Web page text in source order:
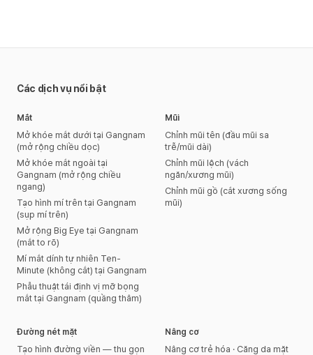
Các dịch vụ nổi bật
Mắt
Mở khóe mắt dưới tại Gangnam
(mở rộng chiều dọc)
Mở khóe mắt ngoài tại
Gangnam (mở rộng chiều
ngang)
Tạo hình mí trên tại Gangnam
(sụp mí trên)
Mở rộng Big Eye tại Gangnam
(mắt to rõ)
Mí mắt dính tự nhiên Ten-
Minute (không cắt) tại Gangnam
Phẫu thuật tái định vị mỡ bọng
mắt tại Gangnam (quầng thâm)
Mũi
Chỉnh mũi tên (đầu mũi sa
trễ/mũi dài)
Chỉnh mũi lệch (vách
ngăn/xương mũi)
Chỉnh mũi gồ (cắt xương sống
mũi)
Đường nét mặt
Tạo hình đường viền — thu gọn
Nâng cơ
Nâng cơ trẻ hóa · Căng da mặt